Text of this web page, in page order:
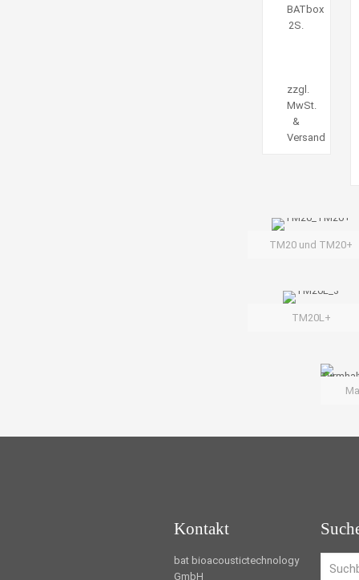
BATbox
2S.
zzgl.
MwSt.
&
Versand
TM20 und TM20+
TM20L+
Kontakt
bat bioacoustictechnology
GmbH